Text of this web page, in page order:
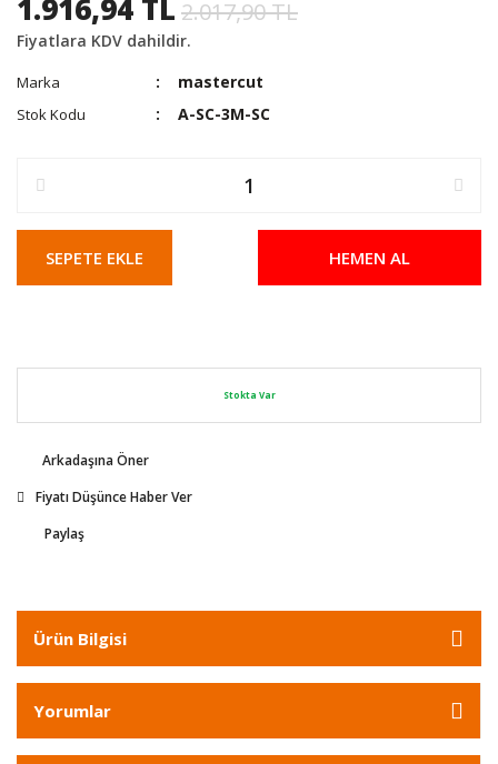
1.916,94 TL 2.017,90 TL
Fiyatlara KDV dahildir.
Marka mastercut
Stok Kodu A-SC-3M-SC
SEPETE EKLE HEMEN AL
Stokta Var
Arkadaşına Öner
Fiyatı Düşünce Haber Ver
Paylaş
Ürün Bilgisi
Yorumlar